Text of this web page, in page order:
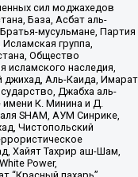
сил моджахедов
База, Асбат аль-
мусульмане, Партия
группа,
Общество
наследия,
Аль-Каида, Имарат
Джабха аль-
К. Минина и Д.
SHAM, АУМ Синрике,
Чистопольский
Хайят Тахрир аш-Шам,
Power,